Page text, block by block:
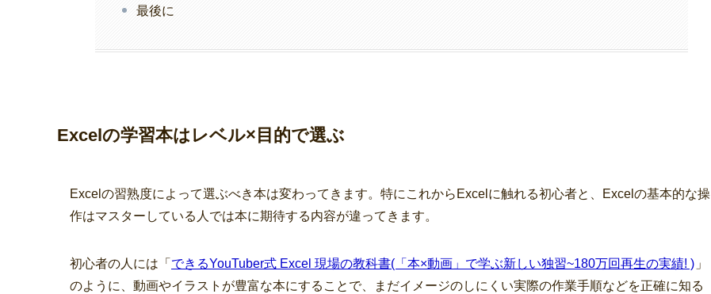
最後に
Excelの学習本はレベル×目的で選ぶ
Excelの習熟度によって選ぶべき本は変わってきます。特にこれからExcelに触れる初心者と、Excelの基本的な操
作はマスターしている人では本に期待する内容が違ってきます。
初心者の人には「 できるYouTuber式 Excel 現場の教科書(「本×動画」で学ぶ新しい独習~180万回再生の実績! ) 」
のように、動画やイラストが豊富な本にすることで、まだイメージのしにくい実際の作業手順などを正確に知る